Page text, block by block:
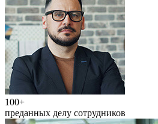
100+
преданных делу сотрудников